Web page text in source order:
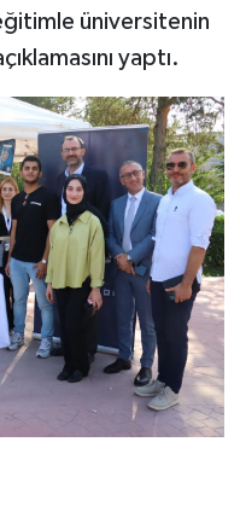
üniversitenin
yaptı.